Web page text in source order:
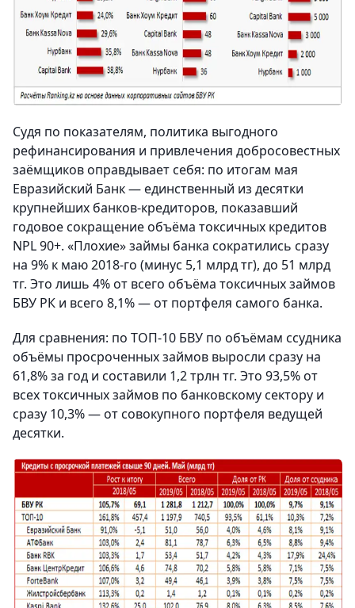
Судя по показателям, политика выгодного
рефинансирования и привлечения добросовестных
заёмщиков оправдывает себя: по итогам мая
Евразийский Банк — единственный из десятки
крупнейших банков-кредиторов, показавший
годовое сокращение объёма токсичных кредитов
NPL 90+. «Плохие» займы банка сократились сразу
на 9% к маю 2018-го (минус 5,1 млрд тг), до 51 млрд
тг. Это лишь 4% от всего объёма токсичных займов
БВУ РК и всего 8,1% — от портфеля самого банка.
Для сравнения: по ТОП-10 БВУ по объёмам ссудника
объёмы просроченных займов выросли сразу на
61,8% за год и составили 1,2 трлн тг. Это 93,5% от
всех токсичных займов по банковскому сектору и
сразу 10,3% — от совокупного портфеля ведущей
десятки.